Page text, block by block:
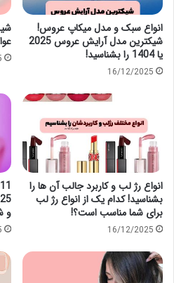
انواع سبک و مدل میکاپ عروس!
شیکترین مدل آرایش عروس 2025
یا 1404 را بشناسید!
16/12/2025
انواع رژ لب و کاربرد جالب آن ها را
بشناسید! کدام یک از انواع رژ لب
برای شما مناسب است؟!
16/12/2025
و